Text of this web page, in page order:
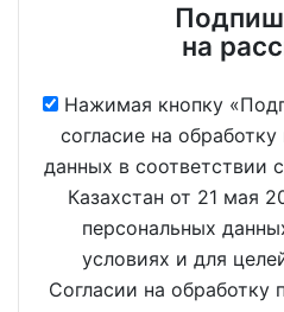
на
Нажимая кнопку
согласие на
данных в соответствии
Казахстан от 21 мая
персональных
условиях и для
Согласии на обработку